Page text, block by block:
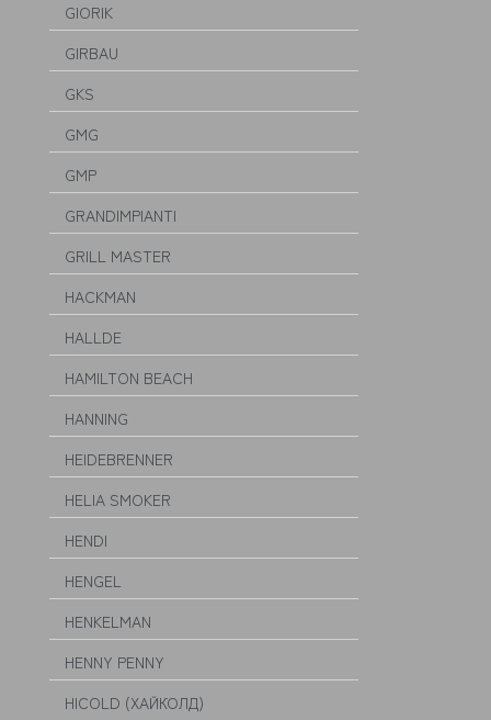
GIORIK
GIRBAU
GKS
GMG
GMP
GRANDIMPIANTI
GRILL MASTER
HACKMAN
HALLDE
HAMILTON BEACH
HANNING
HEIDEBRENNER
HELIA SMOKER
HENDI
HENGEL
HENKELMAN
HENNY PENNY
HICOLD (ХАЙКОЛД)